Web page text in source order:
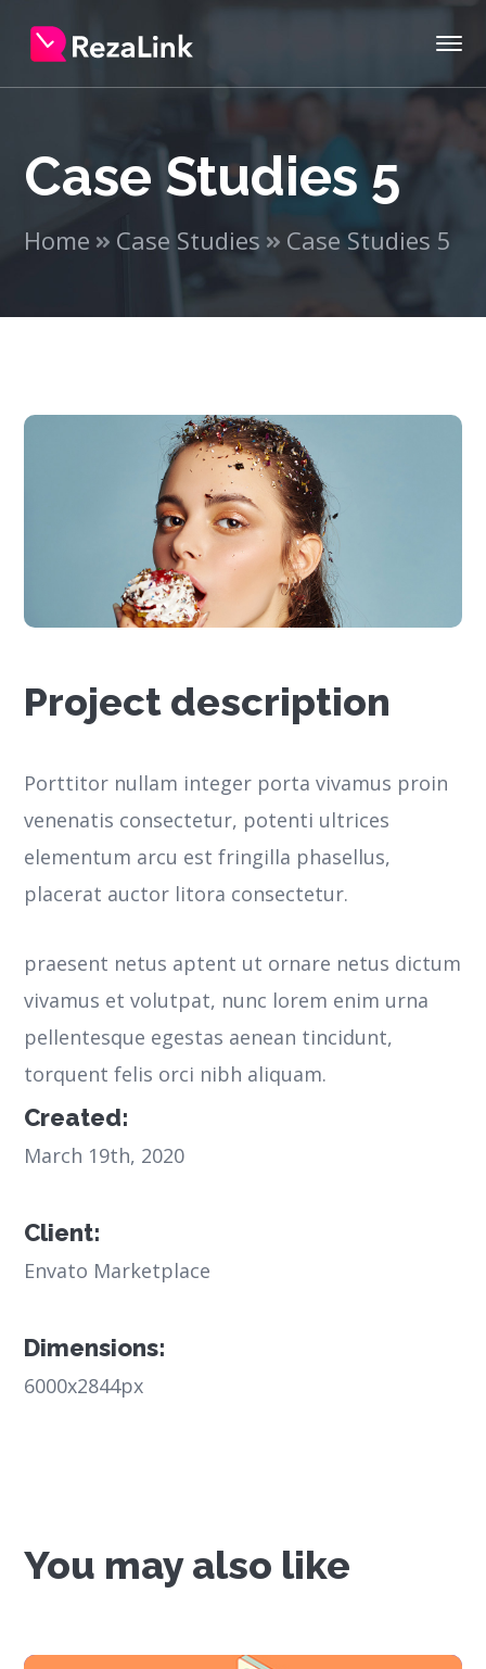
Case Studies 5
Home Case Studies Case Studies 5
Project description
Porttitor nullam integer porta vivamus proin
venenatis consectetur, potenti ultrices
elementum arcu est fringilla phasellus,
placerat auctor litora consectetur.
praesent netus aptent ut ornare netus dictum
vivamus et volutpat, nunc lorem enim urna
pellentesque egestas aenean tincidunt,
torquent felis orci nibh aliquam.
Created:
March 19th, 2020
Client:
Envato Marketplace
Dimensions:
6000x2844px
You may also like